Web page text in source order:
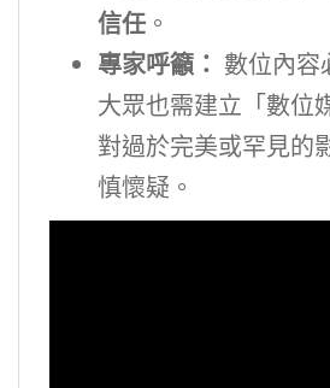
信任 。
專家呼籲： 數位內容
大眾也需建立「數位
對過於完美或罕見的
慎懷疑。